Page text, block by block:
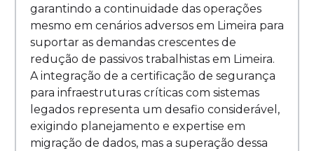
garantindo a continuidade das operações
mesmo em cenários adversos em Limeira para
suportar as demandas crescentes de
redução de passivos trabalhistas em Limeira.
A integração de a certificação de segurança
para infraestruturas críticas com sistemas
legados representa um desafio considerável,
exigindo planejamento e expertise em
migração de dados, mas a superação dessa